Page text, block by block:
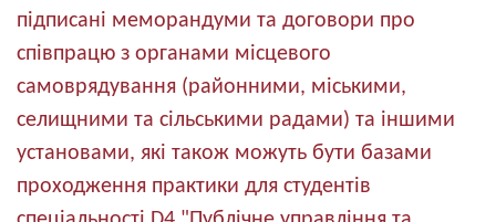
підписані меморандуми та договори про
співпрацю з органами місцевого
самоврядування (районними, міськими,
селищними та сільськими радами) та іншими
установами, які також можуть бути базами
проходження практики для студентів